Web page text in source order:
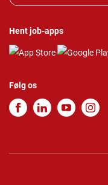
Hent job-apps
Følg os